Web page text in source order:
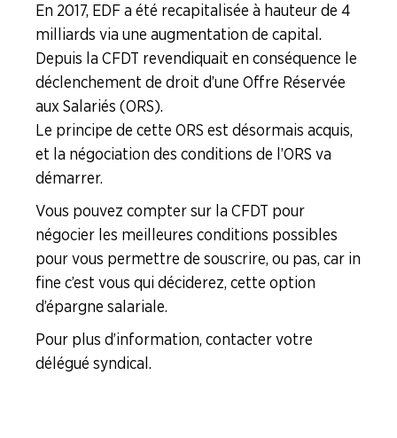
Syndicalisme HEBDO
Les extraits du Mag Fce
COVID 19
Les extraits du CFDT magazine
ENTREPRISES
NOS
SERVICES
NOUS
CONNAÎTRE
En 2017, EDF a été recapitalisée à hauteur de 4
milliards via une augmentation de capital.
Depuis la CFDT revendiquait en conséquence le
déclenchement de droit d’une Offre Réservée
aux Salariés (ORS).
Le principe de cette ORS est désormais acquis,
et la négociation des conditions de l’ORS va
démarrer.
Vous pouvez compter sur la CFDT pour
négocier les meilleures conditions possibles
pour vous permettre de souscrire, ou pas, car in
fine c’est vous qui déciderez, cette option
d’épargne salariale.
Pour plus d’information, contacter votre
délégué syndical.